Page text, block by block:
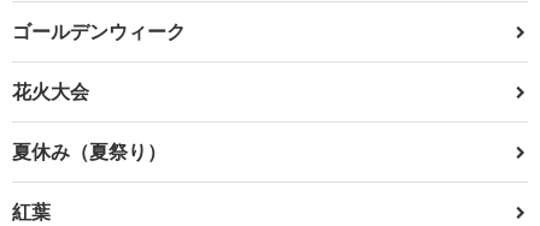
ゴールデンウィーク
花火大会
夏休み（夏祭り）
紅葉